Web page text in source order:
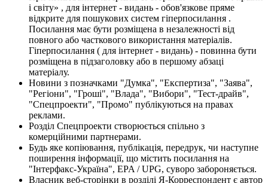
і світу» , для інтернет - видань - обов'язкове пряме
відкрите для пошукових систем гіперпосилання .
Посилання має бути розміщена в незалежності від
повного або часткового використання матеріалів.
Гіперпосилання ( для інтернет - видань) - повинна бути
розміщена в підзаголовку або в першому абзаці
матеріалу.
Новини з позначками "Думка", "Експертиза", "Заява",
"Регіони", "Гроші", "Влада", "Вибори", "Тест-драйв",
"Спецпроекти", "Промо" публікуються на правах
реклами.
Розділ Спецпроекти створюється спільно з
комерційними партнерами.
Будь яке копіювання, публікація, передрук, чи наступне
поширення інформації, що містить посилання на
"Інтерфакс-Україна", EPA / UPG, суворо забороняється.
Власник веб-сторінки в розділі Я-Корреспондент є автор